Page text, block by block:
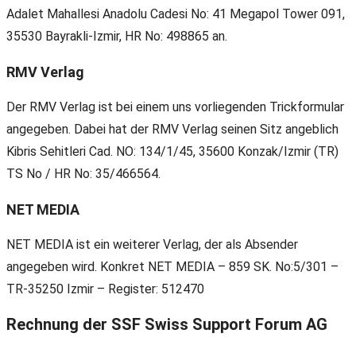
Adalet Mahallesi Anadolu Cadesi No: 41 Megapol Tower 091,
35530 Bayrakli-Izmir, HR No: 498865 an.
RMV Verlag
Der RMV Verlag ist bei einem uns vorliegenden Trickformular
angegeben. Dabei hat der RMV Verlag seinen Sitz angeblich
Kibris Sehitleri Cad. NO: 134/1/45, 35600 Konzak/Izmir (TR)
TS No / HR No: 35/466564.
NET MEDIA
NET MEDIA ist ein weiterer Verlag, der als Absender
angegeben wird. Konkret NET MEDIA – 859 SK. No:5/301 –
TR-35250 Izmir – Register: 512470
Rechnung der SSF Swiss Support Forum AG